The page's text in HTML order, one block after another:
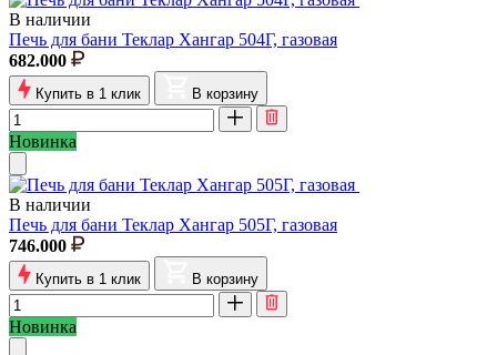
В наличии
Печь для бани Теклар Хангар 504Г, газовая
682.000
Купить в 1 клик В корзину
Новинка
В наличии
Печь для бани Теклар Хангар 505Г, газовая
746.000
Купить в 1 клик В корзину
Новинка